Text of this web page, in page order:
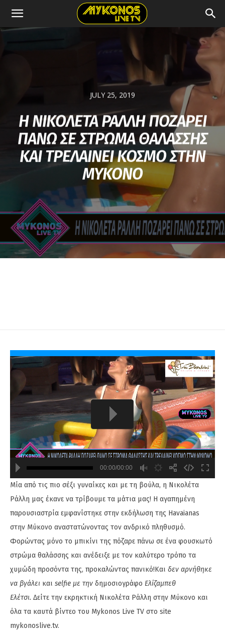
JULY 25, 2019
Η ΝΙΚΟΛΕΤΑ ΡΑΛΛΗ ΠΟΖΑΡΕΙ
ΠΑΝΩ ΣΕ ΣΤΡΩΜΑ ΘΑΛΑΣΣΗΣ
ΚΑΙ ΤΡΕΛΑΙΝΕΙ ΚΟΣΜΟ ΣΤΗΝ
ΜΥΚΟΝΟ
720
480
00:00/00:00
Μία από τις πιο σέξι γυναίκες και με τη βούλα, η Νικολέτα
Ράλλη μας έκανε να τρίβουμε τα μάτια μας! Η αγαπημένη
παρουσιαστρία εμφανίστηκε στην εκδήλωση της Havaianas
στην Μύκονο αναστατώνοντας τον ανδρικό πληθυσμό.
Φορώντας μόνο το μπικίνι της πόζαρε πάνω σε ένα φουσκωτό
στρώμα θαλάσσης και ανέδειξε με τον καλύτερο τρόπο τα
χυμώδη προσόντα της, προκαλώντας πανικό!Kαι δεν αρνήθηκε
να βγάλει και selfie με την δημοσιογράφο Ελίζαμπεθ
Ελέτσι. Δείτε την εκρηκτική Νικολέτα Ράλλη στην Μύκονο και
όλα τα καυτά βίντεο του Mykonos Live TV στο site
mykonoslive.tv.